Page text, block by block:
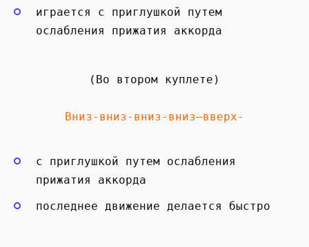
играется с приглушкой путем
ослабления прижатия аккорда
(Во втором куплете)
Вниз-вниз-вниз-вниз—вверх-
с приглушкой путем ослабления
прижатия аккорда
последнее движение делается быстро